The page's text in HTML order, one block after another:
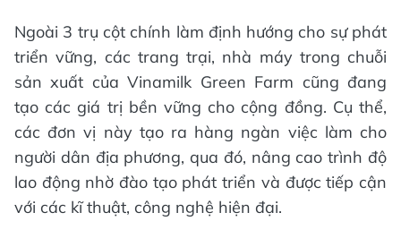
Ngoài 3 trụ cột chính làm định hướng cho sự phát
triển vững, các trang trại, nhà máy trong chuỗi
sản xuất của Vinamilk Green Farm cũng đang
tạo các giá trị bền vững cho cộng đồng. Cụ thể,
các đơn vị này tạo ra hàng ngàn việc làm cho
người dân địa phương, qua đó, nâng cao trình độ
lao động nhờ đào tạo phát triển và được tiếp cận
với các kĩ thuật, công nghệ hiện đại.